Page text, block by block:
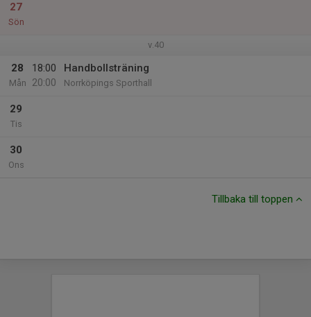
27
Sön
v.40
28
Mån
18:00
20:00
Handbollsträning
Norrköpings Sporthall
29
Tis
30
Ons
Tillbaka till toppen